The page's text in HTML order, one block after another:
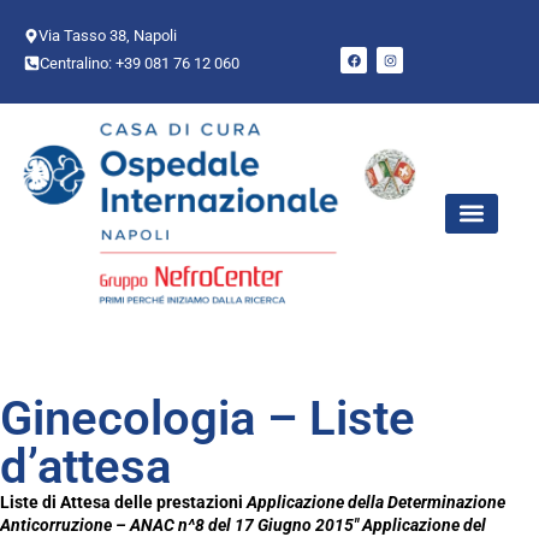
Via Tasso 38, Napoli
Centralino: +39 081 76 12 060
Ginecologia – Liste
d’attesa
Liste di Attesa delle prestazioniApplicazione della Determinazione
Anticorruzione – ANAC n^8 del 17 Giugno 2015″Applicazione del